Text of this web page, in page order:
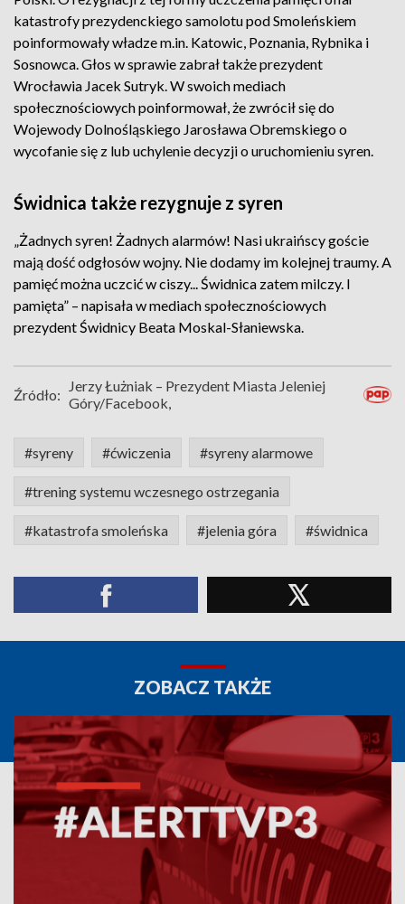
katastrofy prezydenckiego samolotu pod Smoleńskiem
poinformowały władze m.in. Katowic, Poznania, Rybnika i
Sosnowca. Głos w sprawie zabrał także prezydent
Wrocławia Jacek Sutryk. W swoich mediach
społecznościowych poinformował, że zwrócił się do
Wojewody Dolnośląskiego Jarosława Obremskiego o
wycofanie się z lub uchylenie decyzji o uruchomieniu syren.
Świdnica także rezygnuje z syren
„Żadnych syren! Żadnych alarmów! Nasi ukraińscy goście
mają dość odgłosów wojny. Nie dodamy im kolejnej traumy. A
pamięć można uczcić w ciszy... Świdnica zatem milczy. I
pamięta” – napisała w mediach społecznościowych
prezydent Świdnicy Beata Moskal-Słaniewska.
Źródło:
Jerzy Łużniak – Prezydent Miasta Jeleniej
Góry/Facebook,
#syreny #ćwiczenia #syreny alarmowe
#trening systemu wczesnego ostrzegania
#katastrofa smoleńska #jelenia góra #świdnica
ZOBACZ TAKŻE